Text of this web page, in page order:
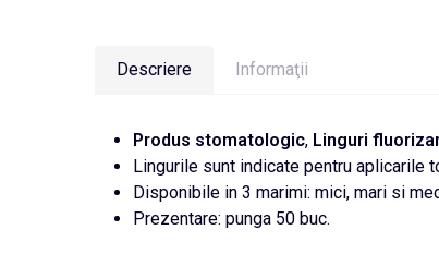
Descriere Informaţii
Produs stomatologic, Linguri
Lingurile sunt indicate pentru aplicarile
Disponibile in 3 marimi: mici, mari si
Prezentare: punga 50 buc.